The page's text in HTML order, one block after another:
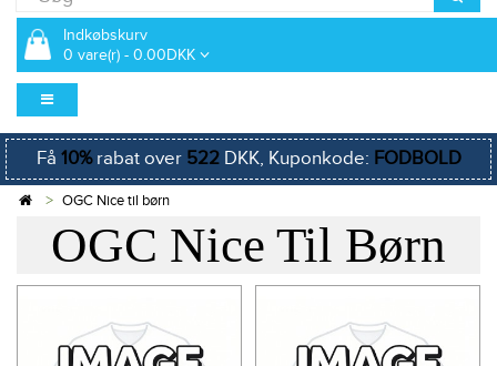
Indkøbskurv
0 vare(r) - 0.00DKK
Få 10%rabat over 522DKK, Kuponkode: FODBOLD
OGC Nice til børn
OGC Nice Til Børn